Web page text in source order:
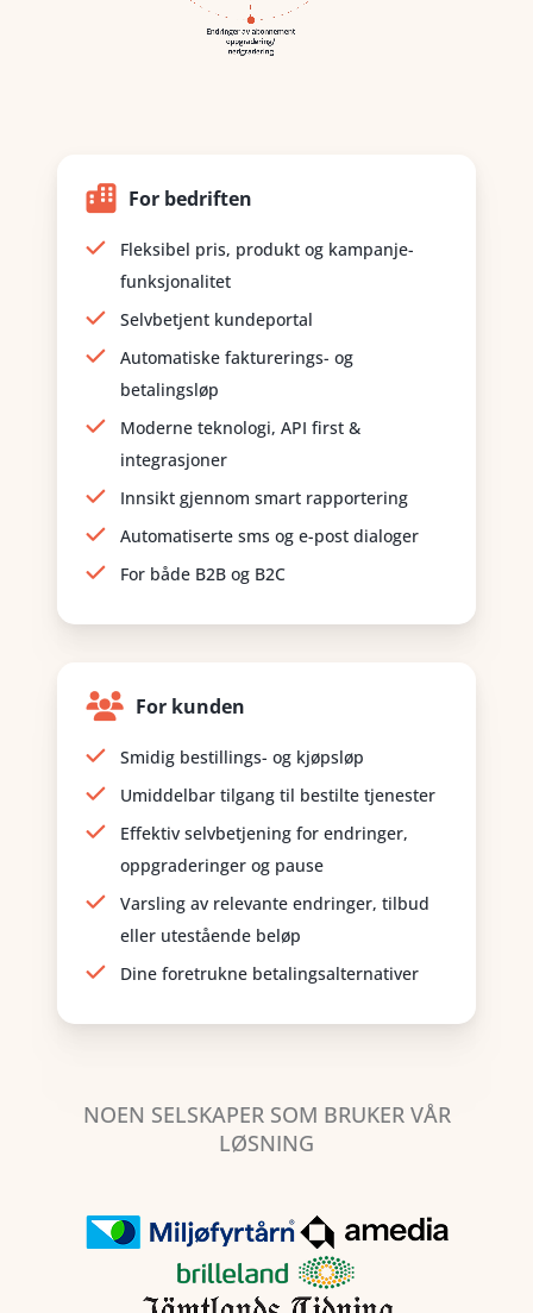
For bedriften
Fleksibel pris, produkt og kampanje-
funksjonalitet
Selvbetjent kundeportal
Automatiske fakturerings- og
betalingsløp
Moderne teknologi, API first &
integrasjoner
Innsikt gjennom smart rapportering
Automatiserte sms og e-post dialoger
For både B2B og B2C
For kunden
Smidig bestillings- og kjøpsløp
Umiddelbar tilgang til bestilte tjenester
Effektiv selvbetjening for endringer,
oppgraderinger og pause
Varsling av relevante endringer, tilbud
eller utestående beløp
Dine foretrukne betalingsalternativer
NOEN SELSKAPER SOM BRUKER VÅR
LØSNING